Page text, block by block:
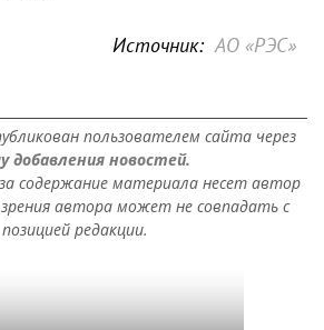
Источник: АО «РЭС»
пользователем сайта через
добавления новостей.
содержание материала несет автор
зрения автора может не совпадать с
позицией редакции.